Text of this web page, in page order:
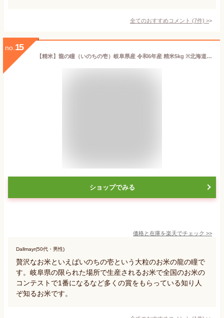
全てのおすすめコメント (7件) >
no. 15
【精米】龍の瞳（いのちの壱）岐阜県産 令和6年産 精米5kg ※北海道・九州400円・沖縄1,800円割増
ショップでみる
価格と在庫を楽天でチェック >>
Dallmayr(50代・男性)
贅沢なお米といえばいのちの壱という大粒のお米の龍の瞳で
す。岐阜県の限られた場所で生産されるお米で全国のお米の
コンテストで1番になるなど多くの賞をもらっている知り人
ぞ知るお米です。